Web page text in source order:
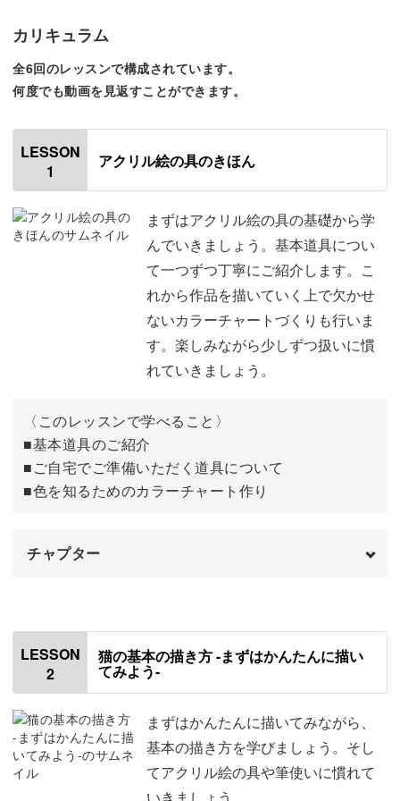
【リラックス効果・ストレス解消・気分転換】
忙しくなると、ずっとそのことを考えてしまいがち…
嫌なことばかりを考え続けることで、ストレスが貯まって
いる可能性もあります。
そんな時に絵を描くと、描いている対象物に自然と集中で
きるので、頭の中から嫌なことを排除できます。
絵に没頭することで描くことに意識が集中し、ストレス発
散や気分転換などのポジティブな効果が期待できるんです
【自己肯定感アップ】
今回の講座には、初心者さんが達成感を感じられる2つの
・パッと短い時間で完成する作品
・描き方を細かく解説
族や友人に見せることで褒めてもらったり。
自己肯定感アップやコミュニケーションのきっかけになり
カリキュラム
全6回のレッスンで構成されています。
何度でも動画を見返すことができます。
LESSON
1
アクリル絵の具のきほん
まずはアクリル絵の具の基礎から学
んでいきましょう。基本道具につい
て一つずつ丁寧にご紹介します。こ
れから作品を描いていく上で欠かせ
ないカラーチャートづくりも行いま
す。楽しみながら少しずつ扱いに慣
れていきましょう。
〈このレッスンで学べること〉
■基本道具のご紹介
■ご自宅でご準備いただく道具について
■色を知るためのカラーチャート作り
チャプター
はじめに
使用材料・道具
パレットにラップを巻く 02:20
パレットに絵の具を出す 03:03
LESSON
2
猫の基本の描き方 -まずはかんたんに描い
てみよう-
まずはかんたんに描いてみながら、
基本の描き方を学びましょう。そし
てアクリル絵の具や筆使いに慣れて
いきましょう。